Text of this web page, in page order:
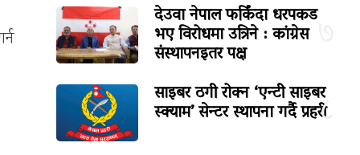
७
देउवा नेपाल फर्किंदा धरपकड
भए विरोधमा उत्रिने : कांग्रेस
संस्थापनइतर पक्ष
८
साइबर ठगी रोक्न ‘एन्टी साइबर
स्क्याम’ सेन्टर स्थापना गर्दै प्रहरी